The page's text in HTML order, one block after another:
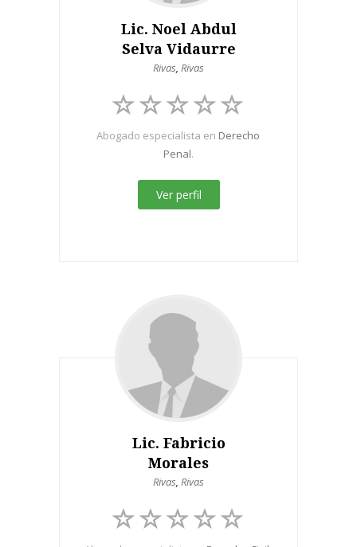
Lic. Noel Abdul
Selva Vidaurre
Rivas, Rivas
Abogado especialista en Derecho
Penal.
Ver perfil
Lic. Fabricio
Morales
Rivas, Rivas